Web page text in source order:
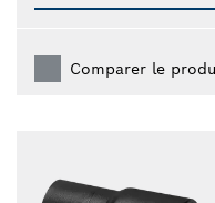
Comparer le